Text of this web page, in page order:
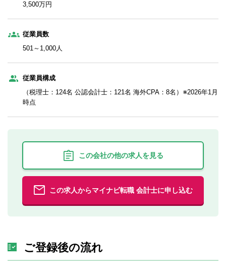
3,500万円
従業員数
501～1,000人
従業員構成
（税理士：124名 公認会計士：121名 海外CPA：8名）※2026年1月
時点
この会社の他の求人を見る
この求人からマイナビ転職 会計士に申し込む
ご登録後の流れ